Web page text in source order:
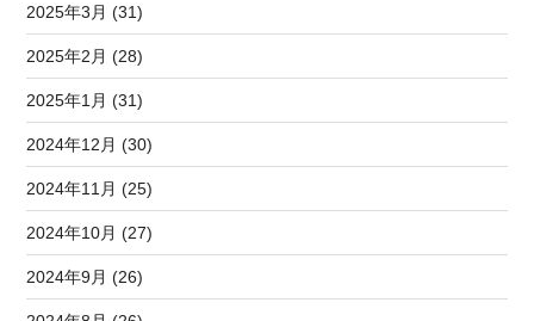
2025年3月 (31)
2025年2月 (28)
2025年1月 (31)
2024年12月 (30)
2024年11月 (25)
2024年10月 (27)
2024年9月 (26)